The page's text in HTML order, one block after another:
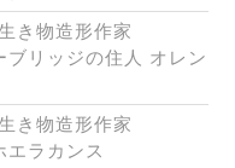
き物造形作家
リッジの住人 オレン
き物造形作家
ラカンス